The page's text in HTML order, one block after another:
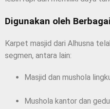
Digunakan oleh
Karpet masjid dari Alhusna
segmen, antara lain:
Masjid dan mushola
Mushola kantor dan